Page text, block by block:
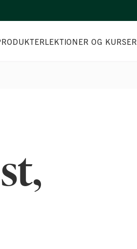
LEKTIONER OG KURSER